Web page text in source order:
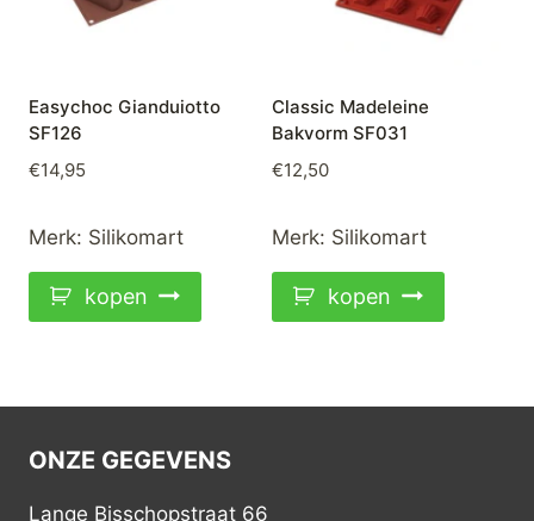
Easychoc Gianduiotto
SF126
€14,95
Merk: Silikomart
kopen
Classic Madeleine
Bakvorm SF031
€12,50
Merk: Silikomart
kopen
ONZE GEGEVENS
Lange Bisschopstraat 66